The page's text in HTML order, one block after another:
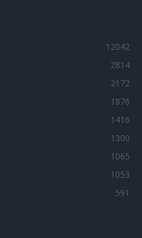
12042
2814
2172
1876
1416
1300
1065
1053
591